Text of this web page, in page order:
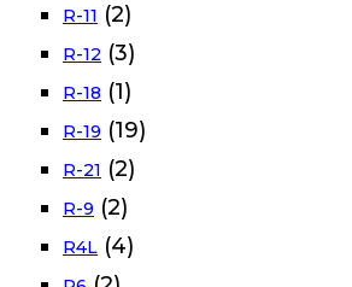
R-11 (2)
R-12 (3)
R-18 (1)
R-19 (19)
R-21 (2)
R-9 (2)
R4L (4)